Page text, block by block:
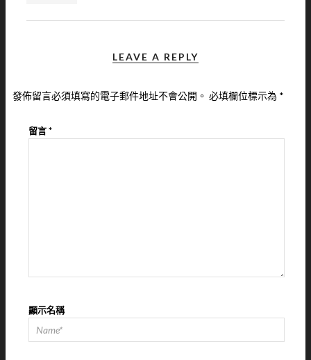
LEAVE A REPLY
發佈留言必須填寫的電子郵件地址不會公開。 必填欄位標示為 *
留言*
顯示名稱